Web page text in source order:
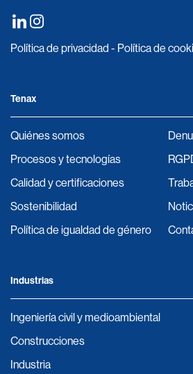
Política de privacidad - Política de
Tenax
Quiénes somos
Procesos y tecnologías
Calidad y certificaciones
Sostenibilidad
Política de igualdad de género
Industrias
Ingeniería civil y medioambiental
Construcciones
Industria